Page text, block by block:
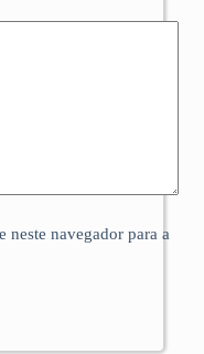
neste navegador para a